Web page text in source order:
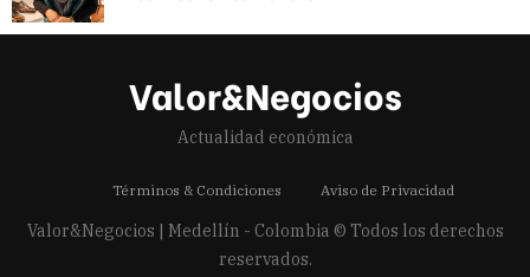
Valor&Negocios
Actualidad económica
Términos & Condiciones Aviso de Privacidad